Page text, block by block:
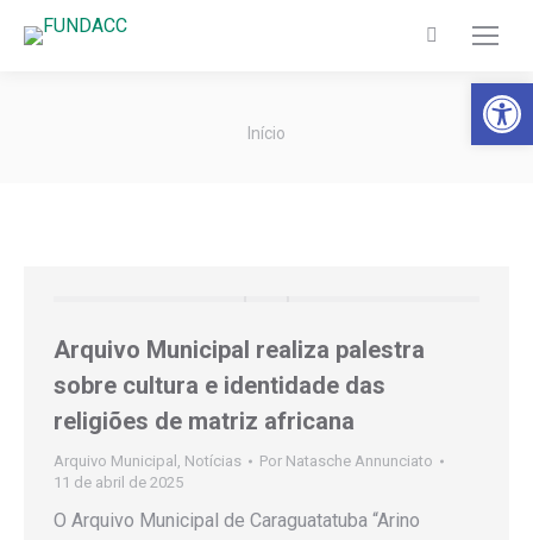
Barra de
Search:
Você está aqui:
Início
Arquivo Municipal realiza palestra
sobre cultura e identidade das
religiões de matriz africana
Arquivo Municipal , Notícias Por Natasche Annunciato
11 de abril de 2025
O Arquivo Municipal de Caraguatatuba “Arino